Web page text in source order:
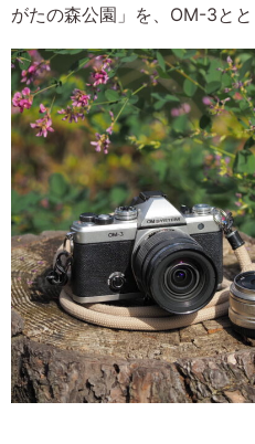
がたの森公園」を、OM-3とと